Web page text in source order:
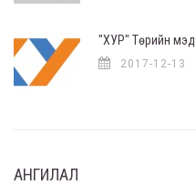
"ХУР" Төрийн
2017-12-13
АНГИЛАЛ